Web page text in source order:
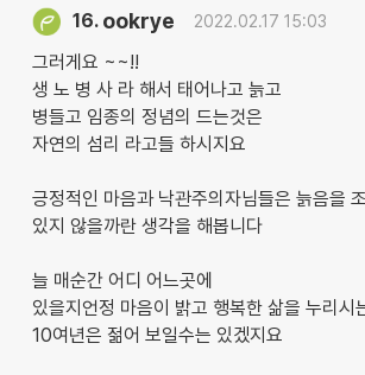
16. ookrye 2022.02.17 15:03
그러게요 ~~!!
생 노 병 사 라 해서 태어나고 늙고
병들고 임종의 정념의 드는것은
자연의 섬리 라고들 하시지요
긍정적인 마음과 낙관주의자님들은 늙음을
있지 않을까란 생각을 해봅니다
늘 매순간 어디 어느곳에
있을지언정 마음이 밝고 행복한 삶을 누리시
10여년은 젊어 보일수는 있겠지요